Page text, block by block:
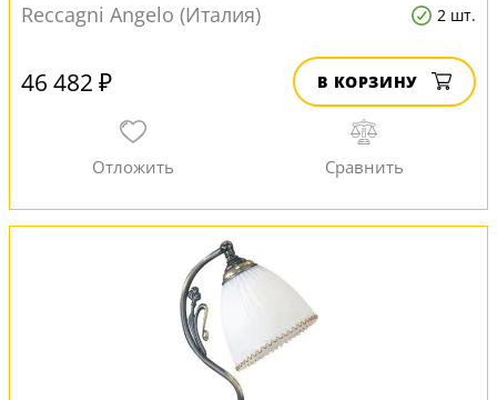
Reccagni Angelo (Италия)
2 шт.
46 482 ₽ В КОРЗИНУ